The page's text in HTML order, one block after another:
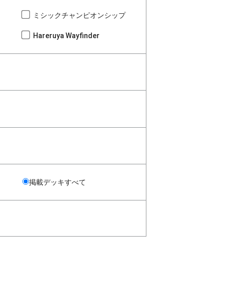
ミシックチャンピオンシップ
Hareruya Wayfinder
掲載デッキすべて